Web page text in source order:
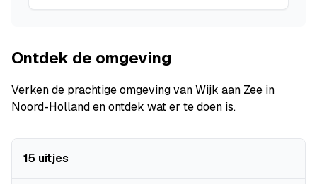
Ontdek de omgeving
Verken de prachtige omgeving van Wijk aan Zee in
Noord-Holland en ontdek wat er te doen is.
15 uitjes